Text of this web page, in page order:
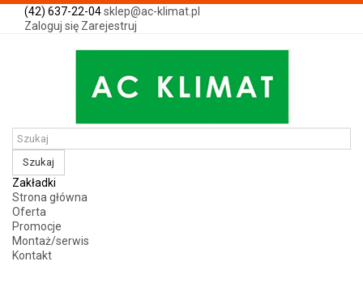
(42) 637-22-04sklep@ac-klimat.pl
Zaloguj się Zarejestruj
Szukaj
Zakładki
Strona główna
Oferta
Promocje
Montaż/serwis
Kontakt